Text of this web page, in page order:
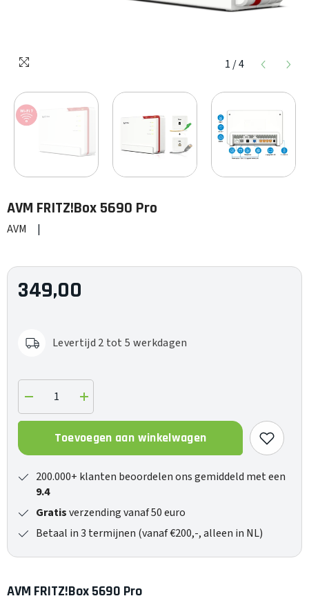
AVM FRITZ!Box 5690 Pro
AVM |
1 /4
349,00
Levertijd 2 tot 5 werkdagen
Verlaag
de
hoeveelheid
FRITZ!Box
5690
Verhoog
de
hoeveelheid
FRITZ!Box
5690
Toevoegen aan winkelwagen
200.000+ klanten beoordelen ons gemiddeld met een
9.4
Gratisverzending vanaf 50 euro
Betaal in 3 termijnen (vanaf €200,-, alleen in NL)
AVM FRITZ!Box 5690 Pro